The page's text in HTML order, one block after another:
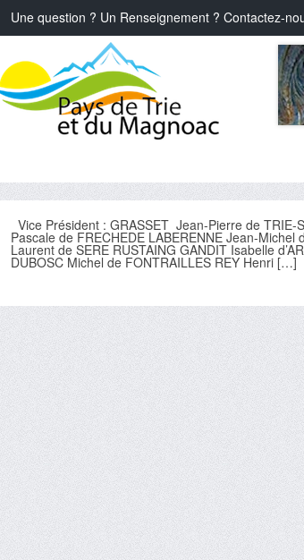
Une question ? Un Renseignement ? Contactez-
Vice Président : GRASSET Jean-Pierre de TRIE-
Pascale de FRECHEDE LABERENNE Jean-Michel
Laurent de SERE RUSTAING GANDIT Isabelle
DUBOSC Michel de FONTRAILLES REY Henri […]